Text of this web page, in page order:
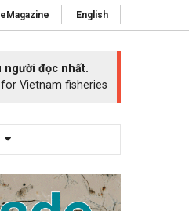
eMagazine English
người đọc nhất.
Vietnam fisheries